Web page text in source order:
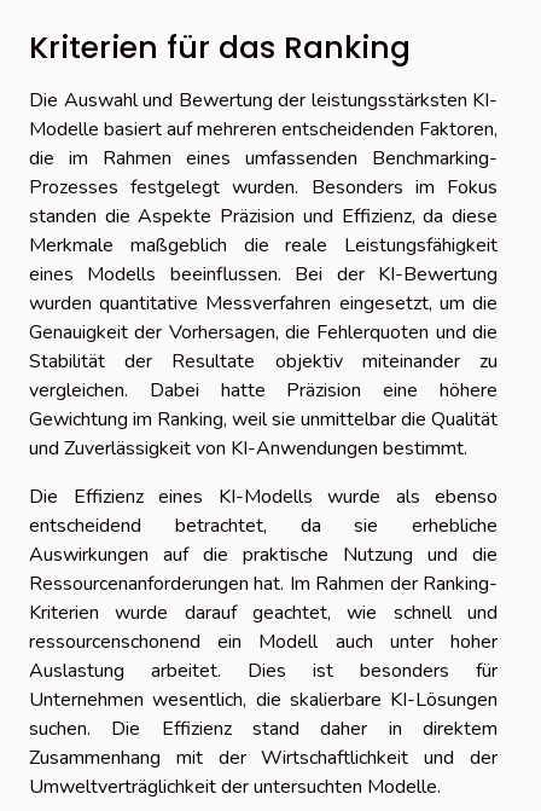
Kriterien für das Ranking
Die Auswahl und Bewertung der leistungsstärksten KI-
Modelle basiert auf mehreren entscheidenden Faktoren,
die im Rahmen eines umfassenden Benchmarking-
Prozesses festgelegt wurden. Besonders im Fokus
standen die Aspekte Präzision und Effizienz, da diese
Merkmale maßgeblich die reale Leistungsfähigkeit
eines Modells beeinflussen. Bei der KI-Bewertung
wurden quantitative Messverfahren eingesetzt, um die
Genauigkeit der Vorhersagen, die Fehlerquoten und die
Stabilität der Resultate objektiv miteinander zu
vergleichen. Dabei hatte Präzision eine höhere
Gewichtung im Ranking, weil sie unmittelbar die Qualität
und Zuverlässigkeit von KI-Anwendungen bestimmt.
Die Effizienz eines KI-Modells wurde als ebenso
entscheidend betrachtet, da sie erhebliche
Auswirkungen auf die praktische Nutzung und die
Ressourcenanforderungen hat. Im Rahmen der Ranking-
Kriterien wurde darauf geachtet, wie schnell und
ressourcenschonend ein Modell auch unter hoher
Auslastung arbeitet. Dies ist besonders für
Unternehmen wesentlich, die skalierbare KI-Lösungen
suchen. Die Effizienz stand daher in direktem
Zusammenhang mit der Wirtschaftlichkeit und der
Umweltverträglichkeit der untersuchten Modelle.